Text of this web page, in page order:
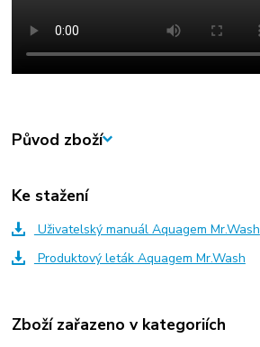
Původ zboží
Ke stažení
Uživatelský manuál Aquagem Mr.Wash
Produktový leták Aquagem Mr.Wash
Zboží zařazeno v kategoriích